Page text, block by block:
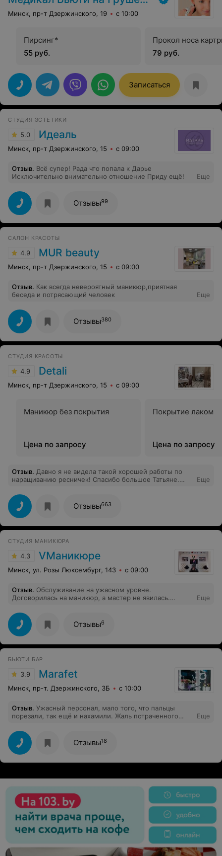
Минск, пр-т Дзержинского, 19 с 10:00
Пирсинг*
55 руб.
Прокол носа
79 руб.
Записаться
СТУДИЯ ЭСТЕТИКИ
5.0 Идеаль
Минск, пр-т Дзержинского, 15 с 09:00
Отзыв. Всё супер! Рада что попала к Дарье
Исключительно внимательно отношение Приду ещё!
Еще
Отзывы99
САЛОН КРАСОТЫ
4.9 MUR beauty
Минск, пр-т Дзержинского, 15 с 09:00
Отзыв. Как всегда невероятный маникюр,приятная
беседа и потрясающий человек
Еще
Отзывы380
СТУДИЯ КРАСОТЫ
4.9 Detali
Минск, пр-т Дзержинского, 15 с 09:00
Маникюр без покрытия
Цена по запросу
Покрытие лаком
Цена по запросу
Отзыв. Давно я не видела такой хорошей работы по
наращиванию ресничек! Спасибо большое Татьяне.
Качество клея и материалов -
Еще
Отзывы663
СТУДИЯ МАНИКЮРА
4.3 VМаникюре
Минск, ул. Розы Люксембург, 143 с 09:00
Отзыв. Обслуживание на ужасном уровне.
Договорилась на маникюр, а мастер не явилась.
тоже не было. Зато оправданий нашлось много
Еще
Отзывы6
БЬЮТИ БАР
3.9 Marafet
Минск, пр-т. Дзержинского, 3Б с 10:00
Отзыв. Ужасный персонал, мало того, что пальцы
порезали, так ещё и нахамили. Жаль потраченного
переделывать.
Еще
Отзывы18